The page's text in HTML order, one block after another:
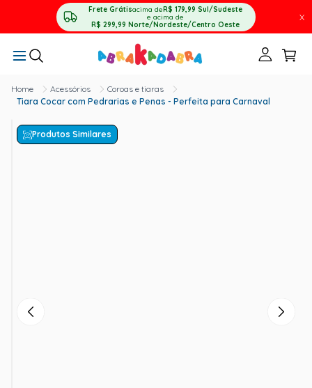
Frete Grátisacima deR$ 179,99 Sul/Sudeste
e acima de
R$ 299,99 Norte/Nordeste/Centro Oeste
X
Acessórios
Coroas e tiaras
Tiara Cocar com Pedrarias e Penas - Perfeita para Carnaval
Produtos Similares